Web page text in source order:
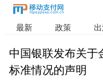
最新 政策
中国银联发布关
标准情况的声明